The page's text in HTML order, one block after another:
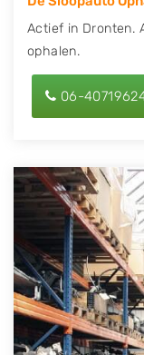
Actief in Dronten.
ophalen.
06-